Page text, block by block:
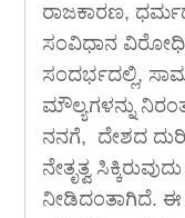
ರಾಜಕಾರಣ,
ಸಂವಿಧಾನ ವಿರೋಧಿ
ಸಂದರ್ಭದಲ್ಲಿ,
ಮೌಲ್ಯಗಳನ್ನು
ನನಗೆ, ದೇಶದ
ನೇತೃತ್ವ
ನೀಡಿದಂತಾಗಿದೆ. ಈ